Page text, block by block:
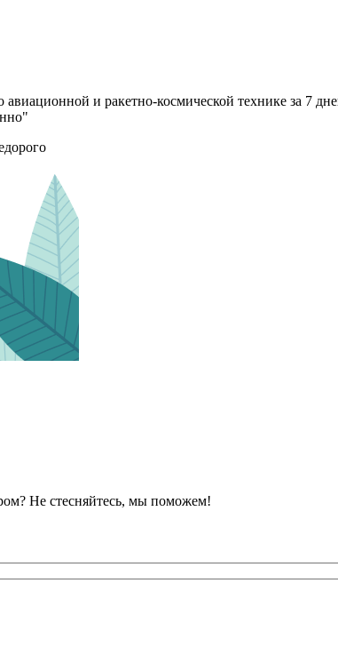
и ракетно-космической технике за 7
Не стесняйтесь, мы поможем!